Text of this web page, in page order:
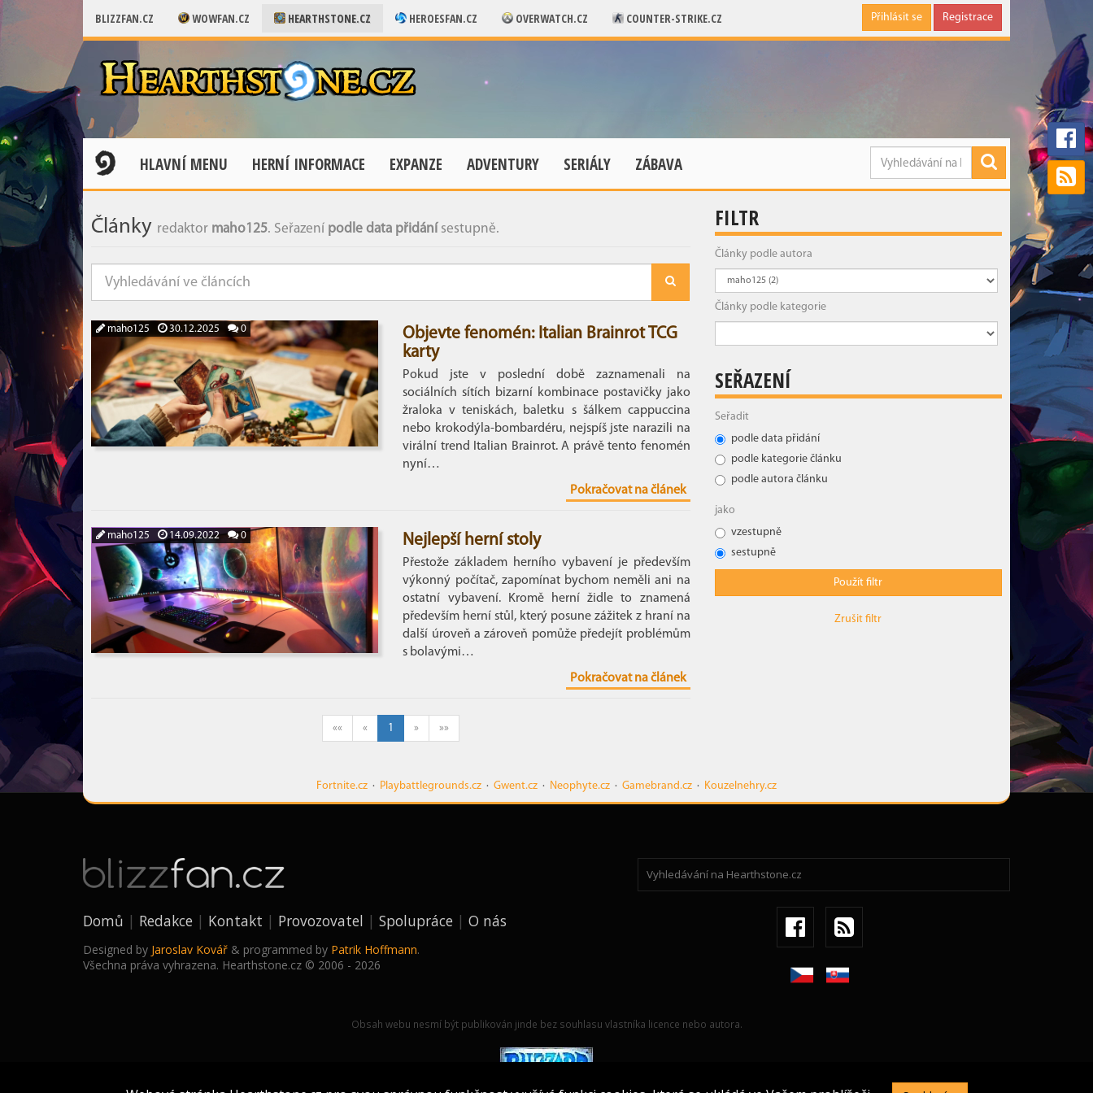
BLIZZFAN.CZ WOWFAN.CZ HEARTHSTONE.CZ HEROESFAN.CZ OVERWATCH.CZ COUNTER-STRIKE.CZ Přihlásit se Registrace
HLAVNÍ MENU HERNÍ INFORMACE EXPANZE ADVENTURY SERIÁLY ZÁBAVA
Články redaktor maho125. Seřazení podle data přidání sestupně.
maho125 30.12.2025 0
Objevte fenomén: Italian Brainrot TCG
karty
Pokud jste v poslední době zaznamenali na
sociálních sítích bizarní kombinace postavičky jako
žraloka v teniskách, baletku s šálkem cappuccina
nebo krokodýla-bombardéru, nejspíš jste narazili na
virální trend Italian Brainrot. A právě tento fenomén
nyní…
Pokračovat na článek
maho125 14.09.2022 0 Nejlepší herní stoly
Přestože základem herního vybavení je především
výkonný počítač, zapomínat bychom neměli ani na
ostatní vybavení. Kromě herní židle to znamená
především herní stůl, který posune zážitek z hraní na
další úroveň a zároveň pomůže předejít problémům
s bolavými…
Pokračovat na článek
«« « 1 » »»
FILTR
Články podle autora
Články podle kategorie
SEŘAZENÍ
Seřadit
podle data přidání
podle kategorie článku
podle autora článku
jako
vzestupně
sestupně
Použít filtr
Zrušit filtr
Fortnite.cz · Playbattlegrounds.cz · Gwent.cz · Neophyte.cz · Gamebrand.cz · Kouzelnehry.cz
Domů Redakce Kontakt Provozovatel Spolupráce O nás
Designed by Jaroslav Kovář & programmed by Patrik Hoffmann.
Všechna práva vyhrazena. Hearthstone.cz © 2006 - 2026
Obsah webu nesmí být publikován jinde bez souhlasu vlastníka licence nebo autora.